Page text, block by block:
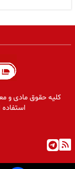
کلیه حقوق مادی و